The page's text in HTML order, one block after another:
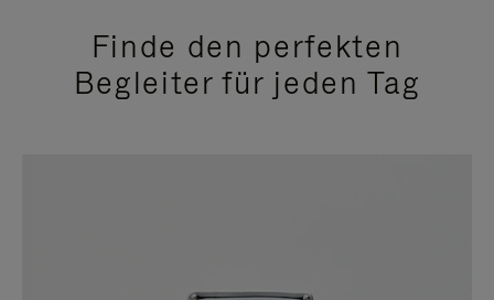
Finde den perfekten
Begleiter für jeden Tag